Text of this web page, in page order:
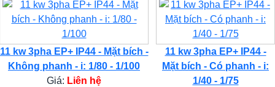
11 kw 3pha EP+ IP44 - Mặt bích -
Không phanh - i: 1/80 - 1/100
Giá: Liên hệ
11 kw 3pha EP+ IP44 -
Mặt bích - Có phanh - i:
1/40 - 1/75